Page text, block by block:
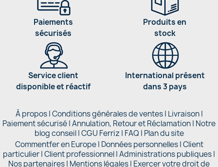
Paiements
sécurisés
Produits en
stock
Service client
disponible et réactif
International présent
dans 3 pays
À propos|Conditions générales de ventes| Livraison|
Paiement sécurisé|Annulation, Retour et Réclamation| Notre
blog conseil|CGU Ferriz | FAQ | Plan du site
Commentfer en Europe| Données personnelles|Client
particulier|Client professionnel|Administrations publiques|
Nos partenaires | Mentions légales| Exercer votre droit de